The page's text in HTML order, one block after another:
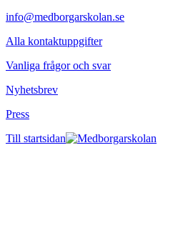
info@medborgarskolan.se
Alla kontaktuppgifter
Vanliga frågor och svar
Nyhetsbrev
Press
Till startsidan